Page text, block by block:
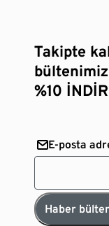
Takipte
%10
E-posta
Haber